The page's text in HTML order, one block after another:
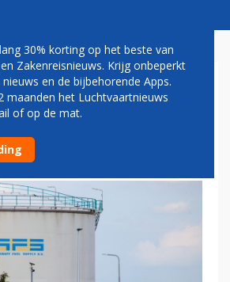
BIJ
OP
30% korting op het beste van
Zakenreisnieuws. Krijg onbeperkt
en de bijbehorende Apps.
maanden het Luchtvaartnieuws
of op de mat.